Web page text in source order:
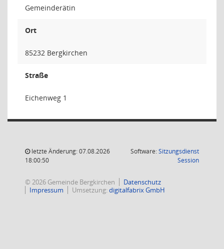
Gemeinderätin
Ort
85232 Bergkirchen
Straße
Eichenweg 1
letzte Änderung: 07.08.2026
18:00:50
Software:Sitzungsdienst
Session(Wird in
© 2026 Gemeinde Bergkirchen
Datenschutz
Impressum
Umsetzung:digitalfabrix GmbH